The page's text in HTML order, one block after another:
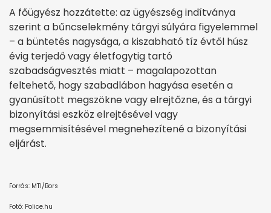
A főügyész hozzátette: az ügyészség indítványa
szerint a bűncselekmény tárgyi súlyára figyelemmel
– a büntetés nagysága, a kiszabható tíz évtől húsz
évig terjedő vagy életfogytig tartó
szabadságvesztés miatt – magalapozottan
feltehető, hogy szabadlábon hagyása esetén a
gyanúsított megszökne vagy elrejtőzne, és a tárgyi
bizonyítási eszköz elrejtésével vagy
megsemmisítésével megnehezítené a bizonyítási
eljárást.
Forrás: MTI/Bors
Fotó: Police.hu